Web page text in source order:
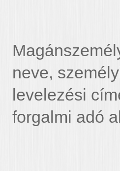
neve,
levelezési
forgalmi adó